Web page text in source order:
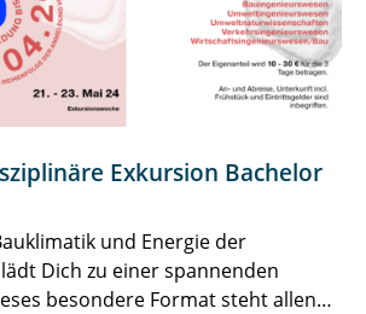
Exkursion Bachelor
und Energie der
Dich zu einer spannenden
besondere Format steht allen…